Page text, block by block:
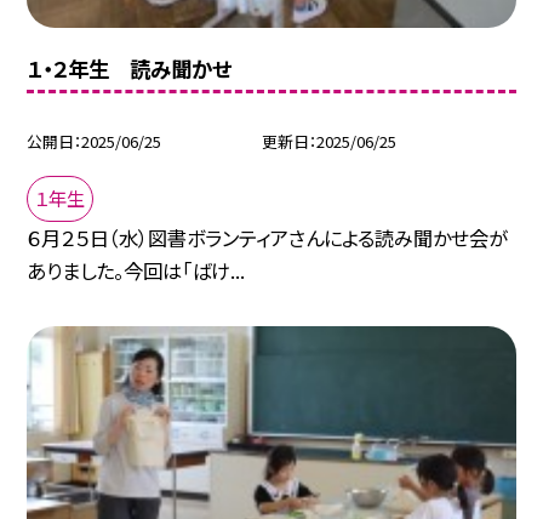
１・２年生 読み聞かせ
公開日 2025/06/25 更新日 2025/06/25
１年生
６月２５日（水）図書ボランティアさんによる読み聞かせ会が
ありました。今回は「ばけ...